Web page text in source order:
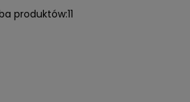
produktów:11